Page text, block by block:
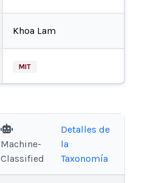
Khoa Lam
MIT
Machine-
Classified
Detalles de
la
Taxonomía